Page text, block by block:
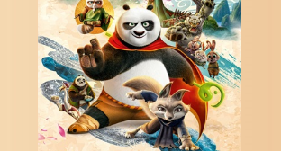
Культура
Мероприятия
Новости